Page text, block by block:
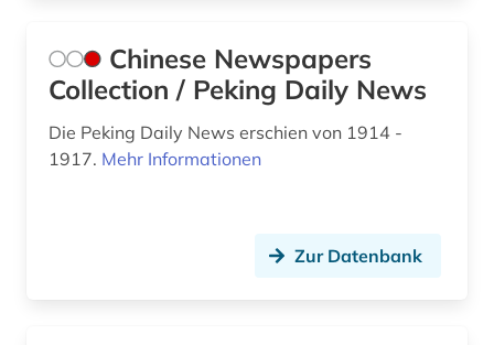
strategie (1)
südkorea (1)
tanz (1)
Chinese Newspapers
Collection / Peking Daily News
Die Peking Daily News erschien von 1914 -
1917. Mehr Informationen
Zur Datenbank